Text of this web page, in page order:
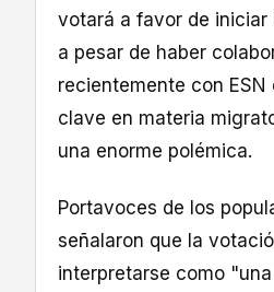
votará a favor de
a pesar de haber
recientemente con ESN
clave en materia
una enorme polémica.
Portavoces de los
señalaron que la
interpretarse como